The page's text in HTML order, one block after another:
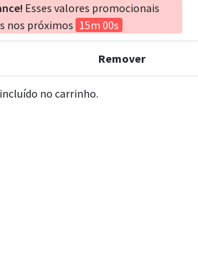
Esses valores promocionais
nos próximos 15m 00s
Remover
no carrinho.